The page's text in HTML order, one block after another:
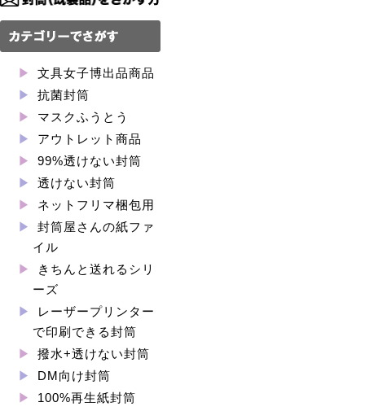
文具女子博出品商品
抗菌封筒
マスクふうとう
アウトレット商品
99%透けない封筒
透けない封筒
ネットフリマ梱包用
封筒屋さんの紙ファ
イル
きちんと送れるシリ
ーズ
レーザープリンター
で印刷できる封筒
撥水+透けない封筒
DM向け封筒
100%再生紙封筒